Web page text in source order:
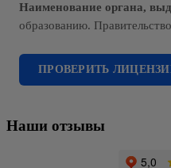
Наименование органа,
образованию.
ПРОВЕРИТЬ
Наши отзывы